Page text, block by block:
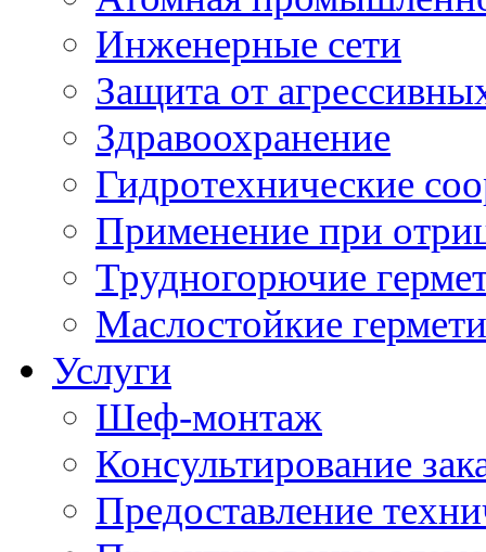
Инженерные сети
Защита от
Здравоохранение
Гидротехнические
Применение при
Трудногорючие
Маслостойкие
Услуги
Шеф-монтаж
Консультирование
Предоставление